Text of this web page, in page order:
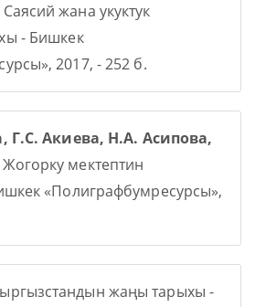
Саясий жана укуктук
- Бишкек
2017, - 252 б.
Г.С. Акиева, Н.А. Асипова,
Жогорку мектептин
«Полиграфбумресурсы»,
жаңы тарыхы -